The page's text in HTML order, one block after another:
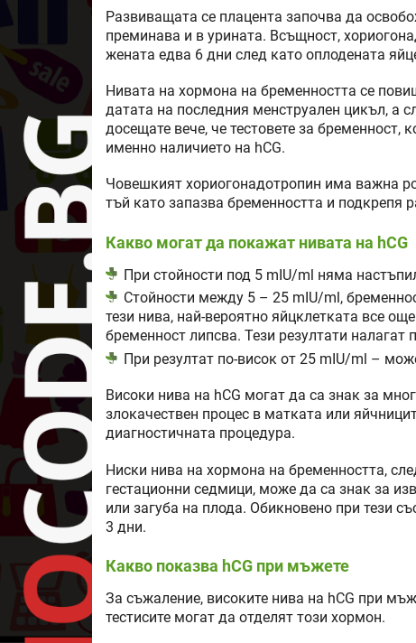
Развиващата се плацента започва да
преминава и в урината. Всъщност,
жената едва 6 дни след като оплодената
Нивата на хормона на бременността се
датата на последния менструален цикъл, а
досещате вече, че тестовете за
именно наличието на hCG.
Човешкият хориогонадотропин има важна
тъй като запазва бременността и подкрепя
Какво могат да покажат нивата на hCG
При стойности под 5 mIU/ml няма
Стойности между 5 – 25 mIU/ml,
тези нива, най-вероятно яйцклетката все
бременност липсва. Тези резултати
При резултат по-висок от 25 mIU/ml –
Високи нива на hCG могат да са знак за
злокачествен процес в матката или
диагностичната процедура.
Ниски нива на хормона на бременността,
гестационни седмици, може да са знак за
или загуба на плода. Обикновено при тези
3 дни.
Какво показва hCG при мъжете
За съжаление, високите нива на hCG при
тестисите могат да отделят този хормон.